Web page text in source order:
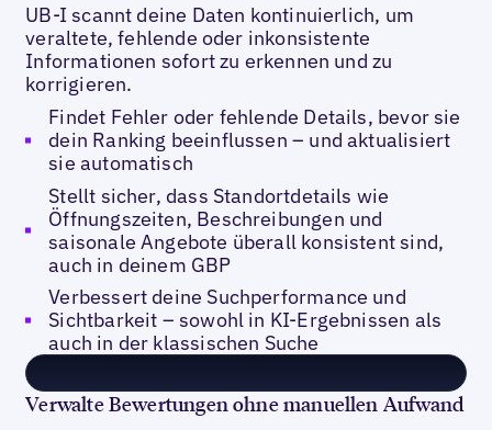
UB-I scannt deine Daten kontinuierlich, um
veraltete, fehlende oder inkonsistente
Informationen sofort zu erkennen und zu
korrigieren.
Findet Fehler oder fehlende Details, bevor sie
dein Ranking beeinflussen – und aktualisiert
sie automatisch
Stellt sicher, dass Standortdetails wie
Öffnungszeiten, Beschreibungen und
saisonale Angebote überall konsistent sind,
auch in deinem GBP
Verbessert deine Suchperformance und
Sichtbarkeit – sowohl in KI-Ergebnissen als
auch in der klassischen Suche
Verwalte Bewertungen ohne manuellen Aufwand